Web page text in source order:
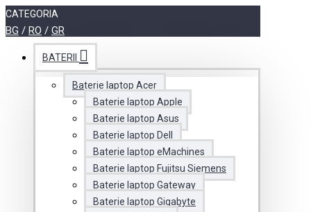
CATEGORIA
BG / RO / GR
BATERII
Baterie laptop Acer
Baterie laptop Apple
Baterie laptop Asus
Baterie laptop Dell
Baterie laptop eMachines
Baterie laptop Fujitsu Siemens
Baterie laptop Gateway
Baterie laptop Gigabyte